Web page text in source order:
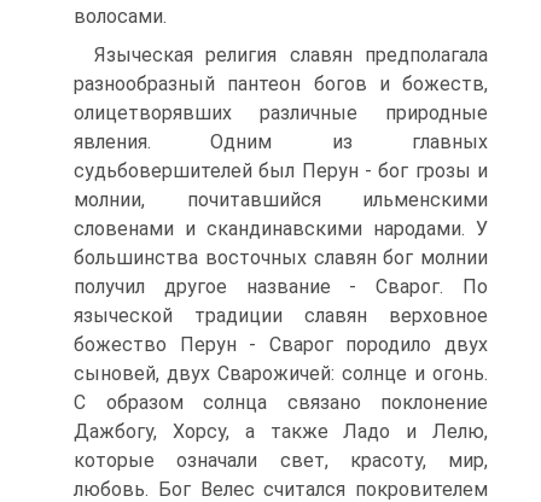
волосами.
Языческая религия славян предполагала
разнообразный пантеон богов и божеств,
олицетворявших различные природные
явления. Одним из главных
судьбовершителей был Перун - бог грозы и
молнии, почитавшийся ильменскими
словенами и скандинавскими народами. У
большинства восточных славян бог молнии
получил другое название - Сварог. По
языческой традиции славян верховное
божество Перун - Сварог породило двух
сыновей, двух Сварожичей: солнце и огонь.
С образом солнца связано поклонение
Дажбогу, Хорсу, а также Ладо и Лелю,
которые означали свет, красоту, мир,
любовь. Бог Велес считался покровителем